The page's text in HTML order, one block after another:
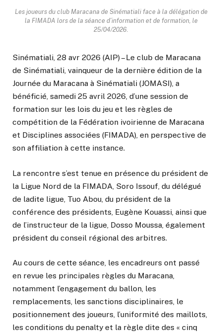
Les joueurs du club Maracana de Sinématiali face à la délégation de
la FIMADA lors de la séance d’information et de formation, le
25/04/2026.
Sinématiali, 28 avr 2026 (AIP) – Le club de Maracana
de Sinématiali, vainqueur de la dernière édition de la
Journée du Maracana à Sinématiali (JOMASI), a
bénéficié, samedi 25 avril 2026, d’une session de
formation sur les lois du jeu et les règles de
compétition de la Fédération ivoirienne de Maracana
et Disciplines associées (FIMADA), en perspective de
son affiliation à cette instance.
La rencontre s’est tenue en présence du président de
la Ligue Nord de la FIMADA, Soro Issouf , du délégué
de ladite ligue, Tuo Abou , du président de la
conférence des présidents, Eugène Kouassi , ainsi que
de l’instructeur de la ligue, Dosso Moussa , également
président du conseil régional des arbitres.
Au cours de cette séance, les encadreurs ont passé
en revue les principales règles du Maracana,
notamment l’engagement du ballon, les
remplacements, les sanctions disciplinaires, le
positionnement des joueurs, l’uniformité des maillots,
les conditions du penalty et la règle dite des « cinq